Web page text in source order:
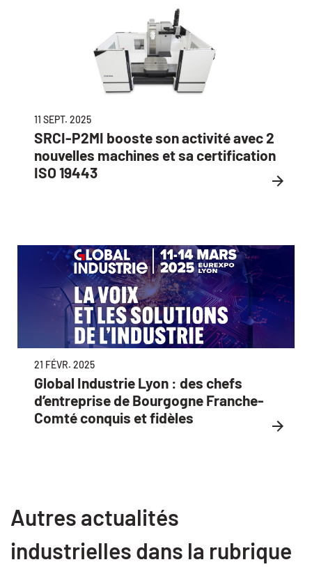
11 SEPT. 2025
SRCI-P2MI booste son activité avec 2
nouvelles machines et sa certification
ISO 19443
21 FÉVR. 2025
Global Industrie Lyon : des chefs
d’entreprise de Bourgogne Franche-
Comté conquis et fidèles
Autres actualités
industrielles dans la rubrique